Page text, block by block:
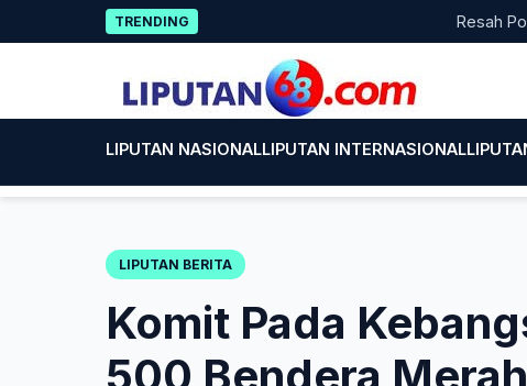
to
TRENDING Resah Porang
LIPUTAN NASIONALLIPUTAN INTERNASIONAL
LIPUTAN BERITA
Komit Pada